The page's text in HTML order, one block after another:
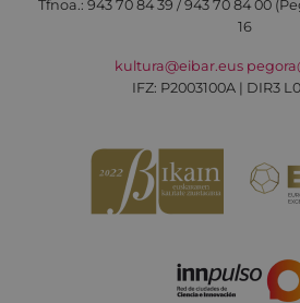
Tfnoa.: 943 70 84 39 / 943 70 84 00
16
kultura@eibar.eus
IFZ: P2003100A | DIR3